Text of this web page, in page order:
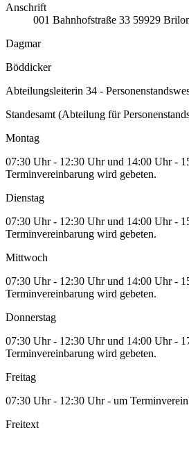
Anschrift
001 Bahnhofstraße 33 59929
Dagmar
Böddicker
Abteilungsleiterin 34 -
Standesamt (Abteilung für
Montag
07:30 Uhr - 12:30 Uhr und 14:00 Uhr -
Terminvereinbarung wird gebeten.
Dienstag
07:30 Uhr - 12:30 Uhr und 14:00 Uhr -
Terminvereinbarung wird gebeten.
Mittwoch
07:30 Uhr - 12:30 Uhr und 14:00 Uhr -
Terminvereinbarung wird gebeten.
Donnerstag
07:30 Uhr - 12:30 Uhr und 14:00 Uhr -
Terminvereinbarung wird gebeten.
Freitag
07:30 Uhr - 12:30 Uhr - um
Freitext